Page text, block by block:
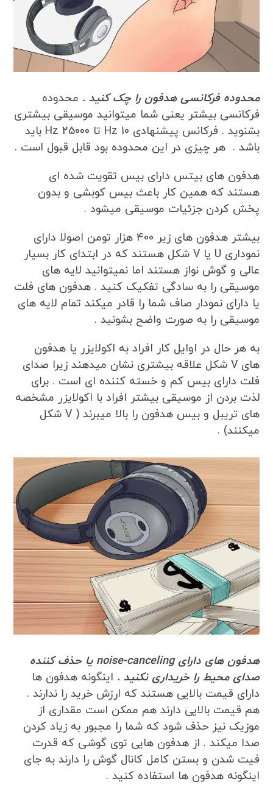
محدوده فرکانسی هدفون را چک کنید . محدوده
فرکانسی بیشتر یعنی شما میتوانید موسیقی بیشتری
بشنوید . فرکانس پیشنهادی 10 Hz تا 25000 Hz باید
باشد . هر چیزی در این محدوده بود قابل قبول است .
هدفون های بیتس دارای بیس تقویت شده ای
هستند که همین کار باعث بیس کوبشی و بدون
پخش کردن جزئیات موسیقی میشود .
بیشتر هدفون های زیر 400 هزار تومن اصولا دارای
نموداری U یا V شکل هستند که در ابتدای کار بسیار
عالی و گوش نواز هستند اما نمیتوانید لایه های
موسیقی را به سادگی تفکیک کنید . هدفون های فلت
یا دارای نمودار صاف شما را قادر میکند تمام لایه های
موسیقی را به صورت واضح بشونید .
به هر حال در اوایل کار افراد به اکولایزر یا هدفون
های V شکل علاقه بیشتری نشان میدهند زیرا صدای
فلت دارای بیس کم و خسته کننده ای است . برای
لذت بردن از موسیقی بیشتر افراد با اکولایزر مشخصه
های تریبل و بیس هدفون را بالا میبرند ( V شکل
میکنند) .
هدفون های دارای noise-canceling یا حذف کننده
صدای محیط را خریداری نکنید . اینگونه هدفون ها
دارای قیمت بالایی هستند که ارزش خرید را ندارند .
هم قیمت بالایی دارند هم ممکن است مقداری از
موزیک نیز حذف شود که شما را مجبور به زیاد کردن
صدا میکند . از هدفون هایی توی گوشی که قدرت
فیت شدن و بستن کامل کانال گوش را دارند به جای
اینگونه هدفون ها استفاده کنید .